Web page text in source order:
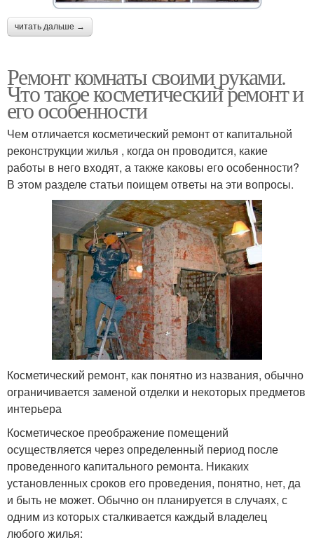
читать дальше →
Ремонт комнаты своими руками.
Что такое косметический ремонт и
его особенности
Чем отличается косметический ремонт от капитальной
реконструкции жилья , когда он проводится, какие
работы в него входят, а также каковы его особенности?
В этом разделе статьи поищем ответы на эти вопросы.
Косметический ремонт, как понятно из названия, обычно
ограничивается заменой отделки и некоторых предметов
интерьера
Косметическое преображение помещений
осуществляется через определенный период после
проведенного капитального ремонта. Никаких
установленных сроков его проведения, понятно, нет, да
и быть не может. Обычно он планируется в случаях, с
одним из которых сталкивается каждый владелец
любого жилья: